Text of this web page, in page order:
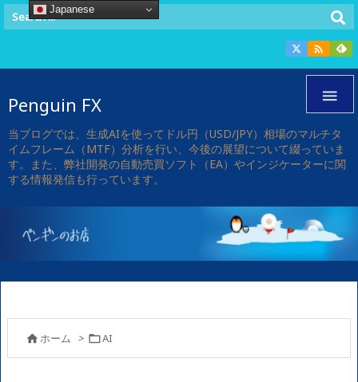


Penguin FX
当ブログでは、生成AIを使ってドル円（USD/JPY）相場のマルチタ
イムフレーム（MTF）分析を行い、今後の展望について綴っていま
す。また、弊社開発の自動売買ソフト（EA）やインジケーターに関
する情報発信も行っています。
ホーム > AI
Japanese